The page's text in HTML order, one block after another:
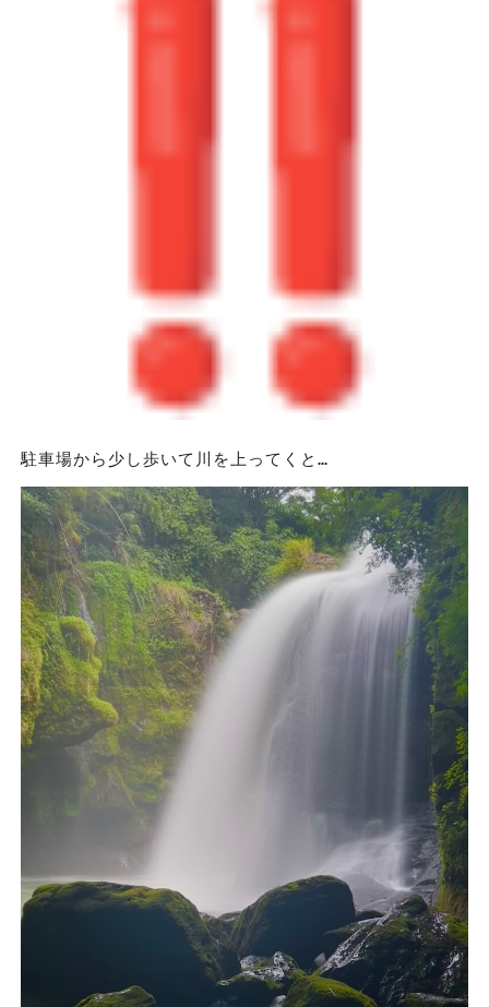
駐車場から少し歩いて川を上ってくと…